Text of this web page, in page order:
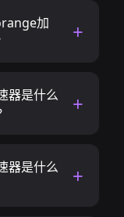
加
器是什么
器是什么